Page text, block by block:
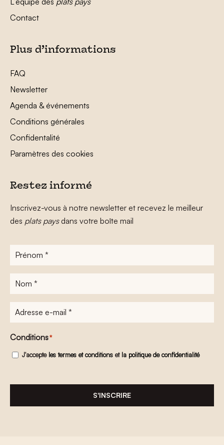
Contact
Plus d’informations
FAQ
Newsletter
Agenda & événements
Conditions générales
Confidentalité
Paramètres des cookies
Restez informé
Inscrivez-vous à notre newsletter et recevez le meilleur
des plats paysdans votre boîte mail
Prénom
Nom
Adresse
e-
mail*
Conditions*
J'accepte les termes et conditions et la politique de confidentialité
S'INSCRIRE